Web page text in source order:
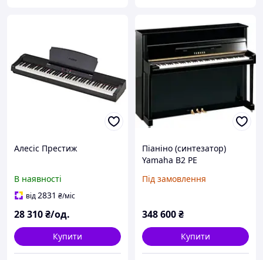
Алесіс Престиж
В наявності
від2831 ₴/міс
28 310₴/од.
Купити
Піаніно (синтезатор)
Yamaha B2 PE
Під замовлення
348 600₴
Купити